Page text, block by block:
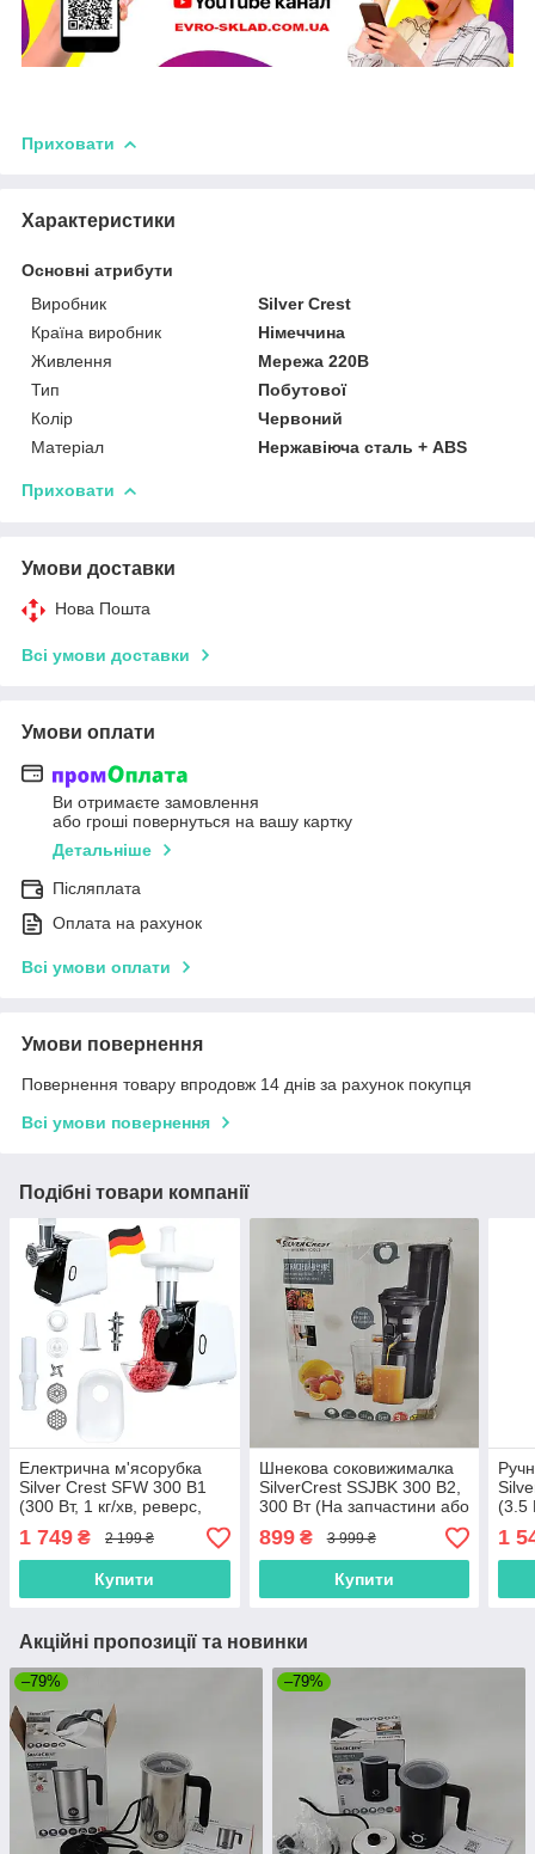
Приховати
Характеристики
Основні атрибути
Виробник
Silver Crest
Країна виробник
Німеччина
Живлення
Мережа 220В
Тип
Побутової
Колір
Червоний
Матеріал
Нержавіюча сталь + ABS
Приховати
Умови доставки
Нова Пошта
Всі умови доставки
Умови оплати
Ви отримаєте замовлення
або гроші повернуться на вашу картку
Детальніше
Післяплата
Оплата на рахунок
Всі умови оплати
Умови повернення
Повернення товару впродовж 14 днів за рахунок покупця
Всі умови повернення
Подібні товари компанії
Електрична м'ясорубка
Silver Crest SFW 300 B1
(300 Вт, 1 кг/хв, реверс,
1 749 ₴ 2 199 ₴
Купити
Шнекова соковижималка
SilverCrest SSJBK 300 B2,
300 Вт (На запчастини або
899₴ 3 999 ₴
Купити
(3.5
1
Акційні пропозиції та новинки
–79% –79%